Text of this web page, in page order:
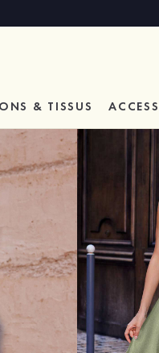
& TISSUS